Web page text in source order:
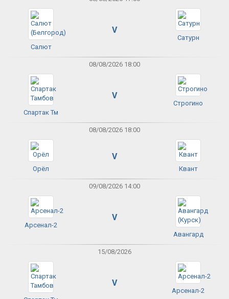
Салют
V
Сатурн
08/08/2026 18:00
Спартак Тм
V
Строгино
08/08/2026 18:00
Орёл
V
Квант
09/08/2026 14:00
Арсенал-2
V
Авангард
15/08/2026
V
Арсенал-2